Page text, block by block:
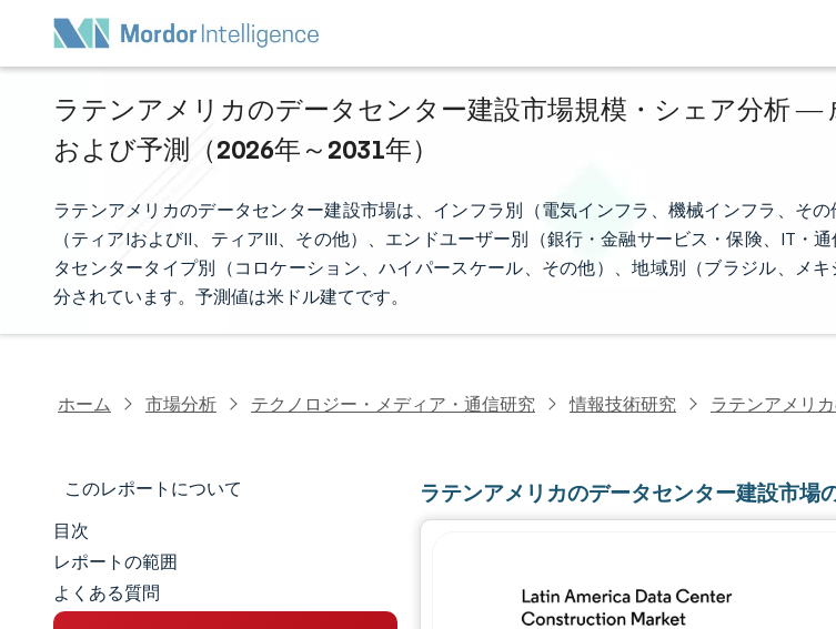
ラテンアメリカのデータセンター建設市場規模・シェア分析 ―
および予測（2026年～2031年）
ラテンアメリカのデータセンター建設市場は、インフラ別（電気インフラ、機械インフラ、そ
（ティアIおよびII、ティアIII、その他）、エンドユーザー別（銀行・金融サービス・保険、IT・
タセンタータイプ別（コロケーション、ハイパースケール、その他）、地域別（ブラジル、メ
分されています。予測値は米ドル建てです。
ホーム 市場分析 テクノロジー・メディア・通信研究 情報技術研究 ラテンアメリ
このレポートについて
市場規模とシェア
市場分析
目次
レポートの範囲
よくある質問
ラテンアメリカのデータセンター建設市場